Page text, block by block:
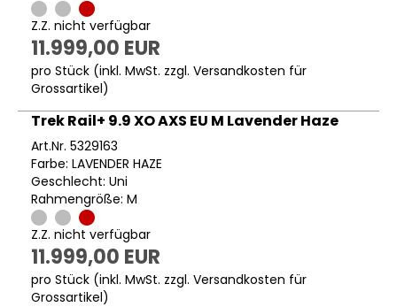
Z.Z. nicht verfügbar
11.999,00 EUR
pro Stück (inkl. MwSt. zzgl. Versandkosten für
Grossartikel)
Trek Rail+ 9.9 XO AXS EU M Lavender Haze
Art.Nr. 5329163
Farbe: LAVENDER HAZE
Geschlecht: Uni
Rahmengröße: M
Z.Z. nicht verfügbar
11.999,00 EUR
pro Stück (inkl. MwSt. zzgl. Versandkosten für
Grossartikel)